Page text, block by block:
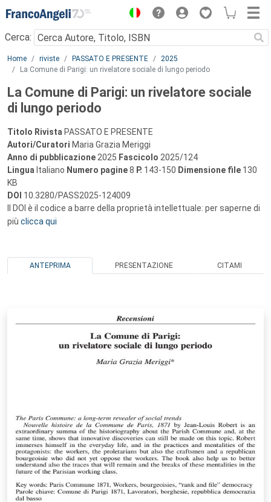
Menu
Cerca:
Main content
Home riviste PASSATO E PRESENTE
2025
La Comune di Parigi: un rivelatore sociale di lungo periodo
La Comune di Parigi: un rivelatore sociale
di lungo periodo
Titolo Rivista PASSATO E PRESENTE
Autori/Curatori Maria Grazia Meriggi
Anno di pubblicazione 2025 Fascicolo 2025/124
Lingua Italiano Numero pagine8 P. 143-150 Dimensione file 130
KB
DOI 10.3280/PASS2025-124009
Il DOI è il codice a barre della proprietà intellettuale: per saperne di
più clicca qui
ANTEPRIMA PRESENTAZIONE CITAMI